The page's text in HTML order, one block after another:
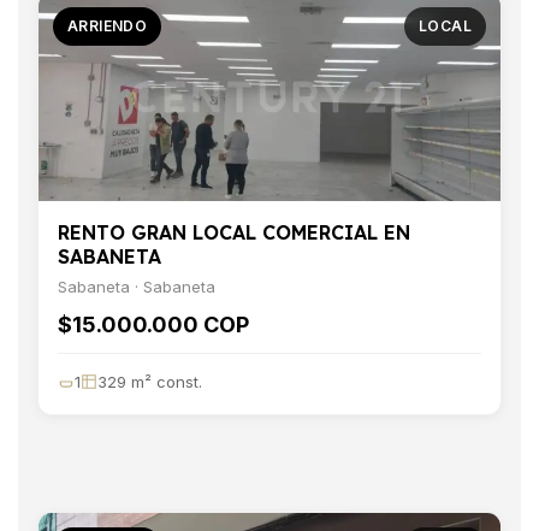
ARRIENDO LOCAL
RENTO GRAN LOCAL COMERCIAL EN
SABANETA
Sabaneta · Sabaneta
$15.000.000 COP
1 329 m² const.